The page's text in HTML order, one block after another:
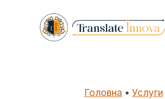
содержимому
Головна • Услуги